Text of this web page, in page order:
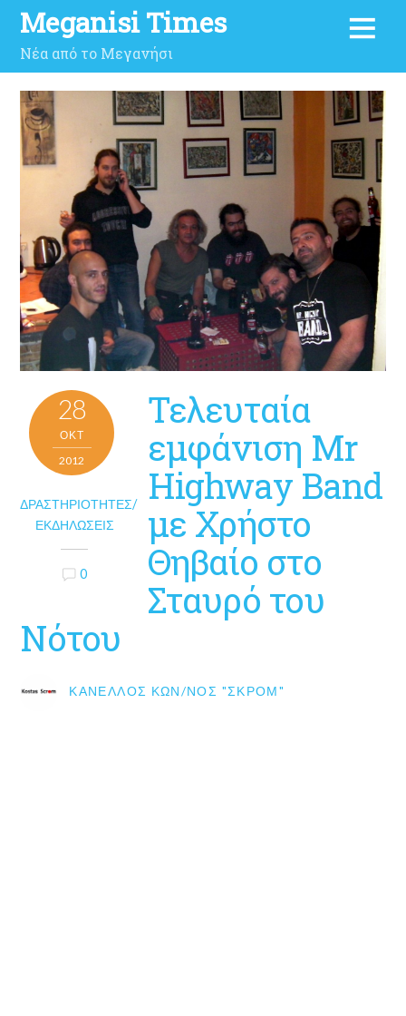
Meganisi Times
Νέα από το Μεγανήσι
28
ΟΚΤ
2012
ΔΡΑΣΤΗΡΙΌΤΗΤΕΣ/
ΕΚΔΗΛΏΣΕΙΣ
0
Τελευταία
εμφάνιση Mr
Highway Band
με Χρήστο
Θηβαίο στο
Σταυρό του
Νότου
ΚΑΝΈΛΛΟΣ ΚΩΝ/ΝΟΣ "ΣΚΡΟΜ"